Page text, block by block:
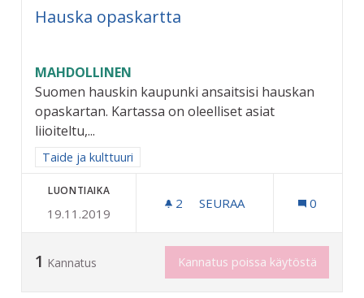
Hauska opaskartta
MAHDOLLINEN
Suomen hauskin kaupunki ansaitsisi hauskan
opaskartan. Kartassa on oleelliset asiat
liioiteltu,...
Rajaa tulokset aihepiirin mukaan: Taide ja kulttuuri
Taide ja kulttuuri
LUONTIAIKA
19.11.2019
2 2 SEURAAJAA
SEURAA 0
1 Kannatus Kannatus poissa käytöstä